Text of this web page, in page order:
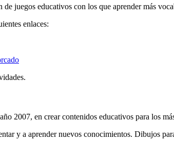
juegos educativos con los que aprender más
enlaces:
2007, en crear contenidos educativos para los
y a aprender nuevos conocimientos. Dibujos